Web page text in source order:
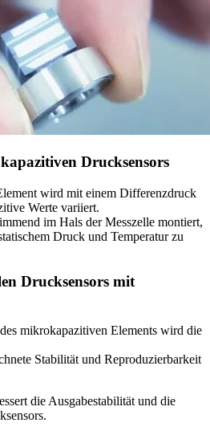
Drucksensors
wird mit einem Differenzdruck
Werte variiert.
im Hals der Messzelle montiert,
Druck und Temperatur zu
Drucksensors mit
mikrokapazitiven Elements wird die
Stabilität und Reproduzierbarkeit
die Ausgabestabilität und die